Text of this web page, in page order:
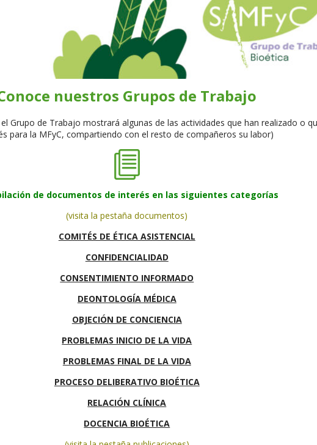
nuestros Grupos de Trabajo
Grupo de Trabajo mostrará algunas de las actividades que han realizado o
para la MFyC, compartiendo con el resto de compañeros su labor)
de documentos de interés en las siguientes categorías
(visita la pestaña documentos)
COMITÉS DE ÉTICA ASISTENCIAL
CONFIDENCIALIDAD
CONSENTIMIENTO INFORMADO
DEONTOLOGÍA MÉDICA
OBJECIÓN DE CONCIENCIA
PROBLEMAS INICIO DE LA VIDA
PROBLEMAS FINAL DE LA VIDA
PROCESO DELIBERATIVO BIOÉTICA
RELACIÓN CLÍNICA
DOCENCIA BIOÉTICA